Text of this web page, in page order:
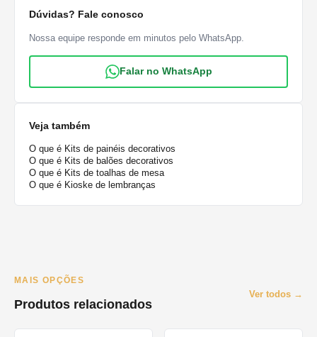
Dúvidas? Fale conosco
Nossa equipe responde em minutos pelo WhatsApp.
Falar no WhatsApp
Veja também
O que é Kits de painéis decorativos
O que é Kits de balões decorativos
O que é Kits de toalhas de mesa
O que é Kioske de lembranças
MAIS OPÇÕES
Produtos relacionados
Ver todos →